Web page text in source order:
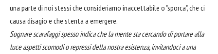
una parte di noi stessi che consideriamo inaccettabile o "sporca", che ci
causa disagio e che stenta a emergere.
Sognare scarafaggi spesso indica che la mente sta cercando di portare alla
luce aspetti scomodi o repressi della nostra esistenza, invitandoci a una